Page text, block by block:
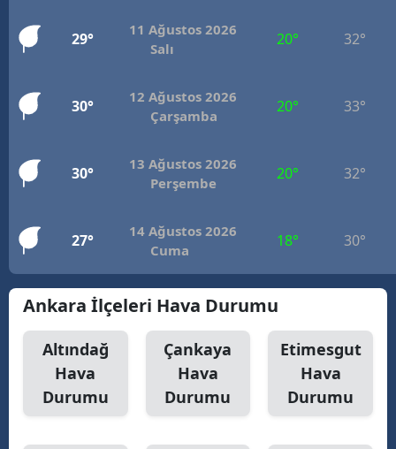
Kars
Kayseri
Kırşehir
Konya
Kütahya
Manisa
Kahramanmaraş
29°
11 Ağustos 2026
Salı
20° 32°
30°
12 Ağustos 2026
Çarşamba
20° 33°
30°
13 Ağustos 2026
Perşembe
20° 32°
27°
14 Ağustos 2026
Cuma
18° 30°
Ankara İlçeleri Hava Durumu
Altındağ
Hava
Durumu
Çankaya
Hava
Durumu
Etimesgut
Hava
Durumu